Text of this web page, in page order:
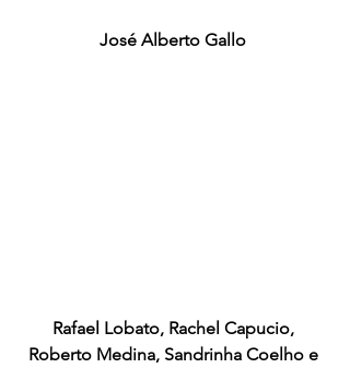
José Alberto Gallo
Rafael Lobato, Rachel Capucio,
Roberto Medina, Sandrinha Coelho e